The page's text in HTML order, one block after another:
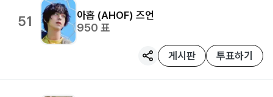
51 아홉 (AHOF) 즈언
950 표
게시판 투표하기